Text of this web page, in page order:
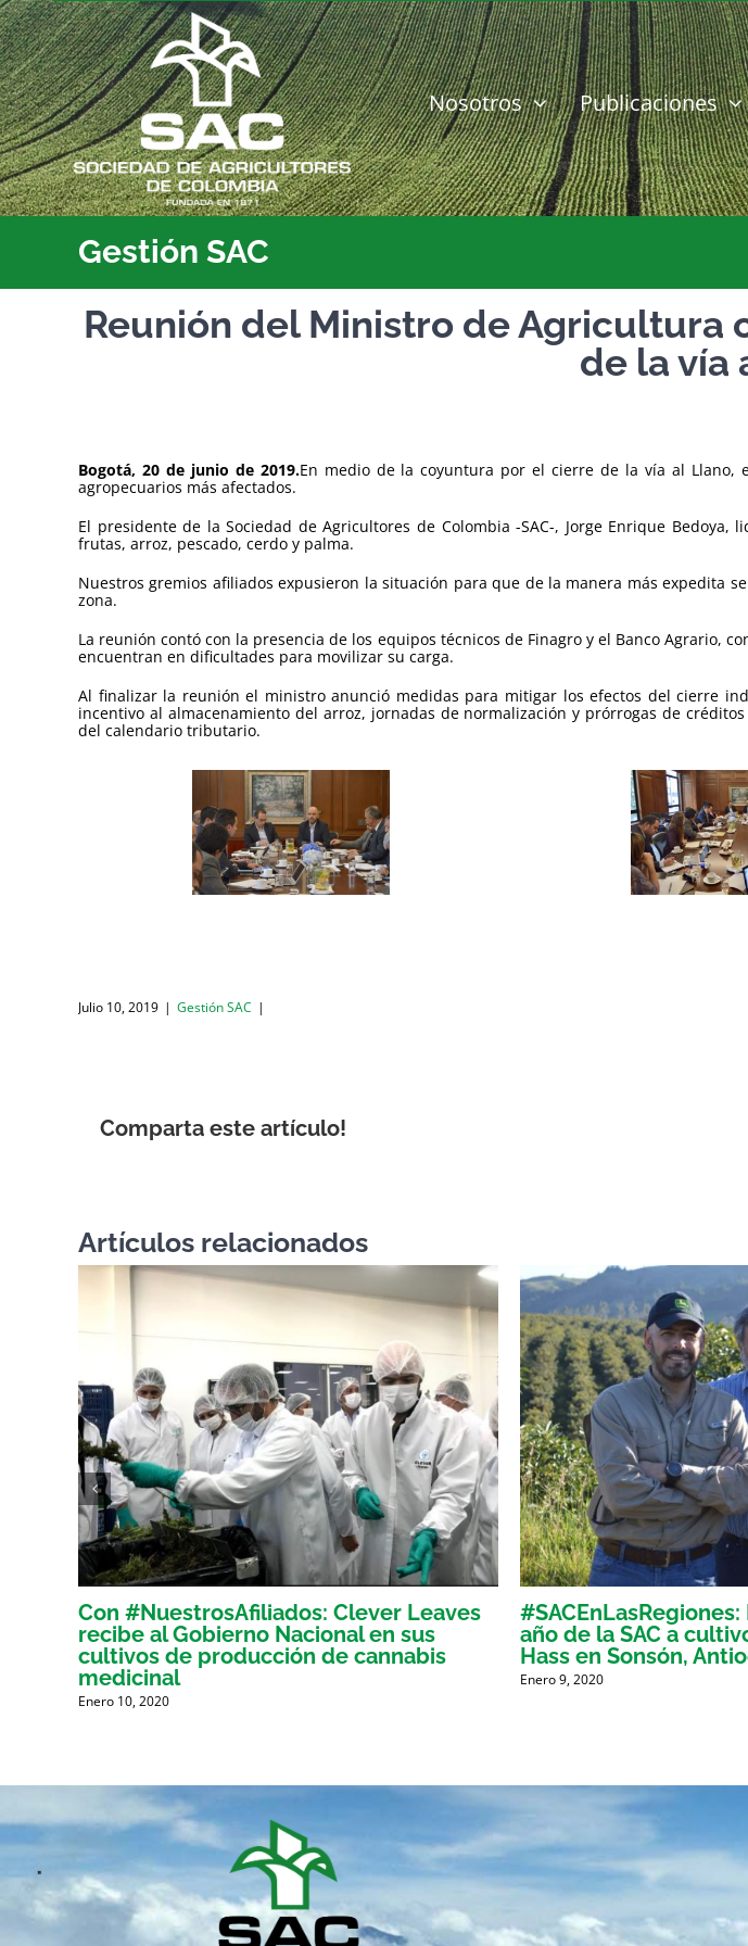
Saltar
al
contenido
Nosotros Publicaciones
Gestión SAC
Reunión del Ministro de Agricultura
de la vía
Bogotá, 20 de junio de 2019.En medio de la coyuntura por el cierre de la vía al Llano,
agropecuarios más afectados.
El presidente de la Sociedad de Agricultores de Colombia -SAC-, Jorge Enrique
frutas, arroz, pescado, cerdo y palma.
Nuestros gremios afiliados expusieron la situación para que de la manera más
zona.
La reunión contó con la presencia de los equipos técnicos de Finagro y el Banco Agrario,
encuentran en dificultades para movilizar su carga.
Al finalizar la reunión el ministro anunció medidas para mitigar los efectos del cierre
incentivo al almacenamiento del arroz, jornadas de normalización y prórrogas de
del calendario tributario.
Julio 10, 2019 | Gestión SAC |
Comparta este artículo!
Artículos relacionados
Con #NuestrosAfiliados: Clever Leaves
recibe al Gobierno Nacional en sus
cultivos de producción de cannabis
medicinal
Enero 10, 2020
año de la SAC a
Hass en Sonsón,
Enero 9, 2020